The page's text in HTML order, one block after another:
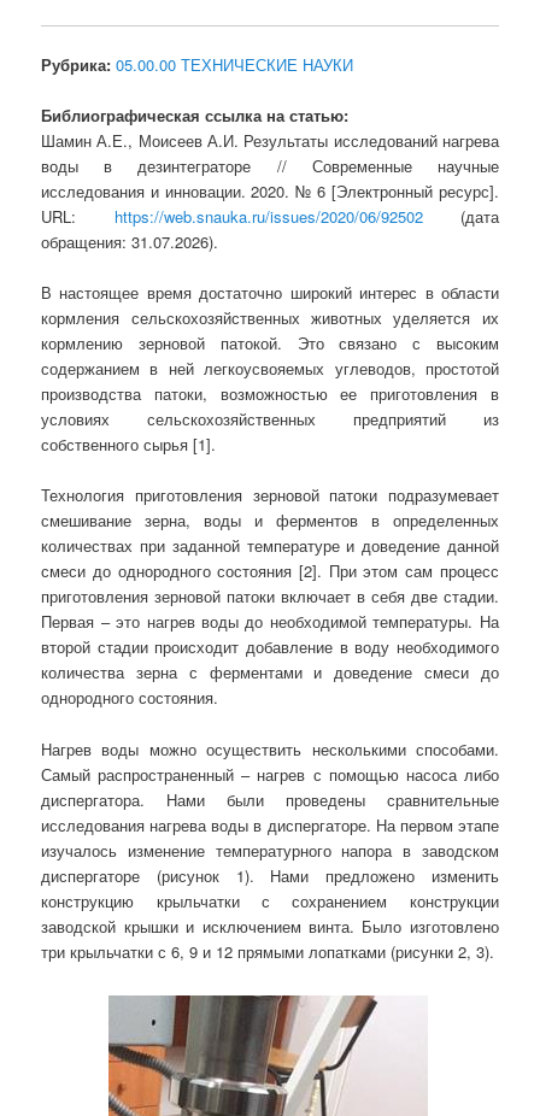
Рубрика: 05.00.00 ТЕХНИЧЕСКИЕ НАУКИ
Библиографическая ссылка на статью:
Шамин А.Е., Моисеев А.И. Результаты исследований нагрева
воды в дезинтеграторе // Современные научные
исследования и инновации. 2020. № 6 [Электронный ресурс].
URL: https://web.snauka.ru/issues/2020/06/92502(дата
обращения: 31.07.2026).
В настоящее время достаточно широкий интерес в области
кормления сельскохозяйственных животных уделяется их
кормлению зерновой патокой. Это связано с высоким
содержанием в ней легкоусвояемых углеводов, простотой
производства патоки, возможностью ее приготовления в
условиях сельскохозяйственных предприятий из
собственного сырья [1].
Технология приготовления зерновой патоки подразумевает
смешивание зерна, воды и ферментов в определенных
количествах при заданной температуре и доведение данной
смеси до однородного состояния [2]. При этом сам процесс
приготовления зерновой патоки включает в себя две стадии.
Первая – это нагрев воды до необходимой температуры. На
второй стадии происходит добавление в воду необходимого
количества зерна с ферментами и доведение смеси до
однородного состояния.
Нагрев воды можно осуществить несколькими способами.
Самый распространенный – нагрев с помощью насоса либо
диспергатора. Нами были проведены сравнительные
исследования нагрева воды в диспергаторе. На первом этапе
изучалось изменение температурного напора в заводском
диспергаторе (рисунок 1). Нами предложено изменить
конструкцию крыльчатки с сохранением конструкции
заводской крышки и исключением винта. Было изготовлено
три крыльчатки с 6, 9 и 12 прямыми лопатками (рисунки 2, 3).